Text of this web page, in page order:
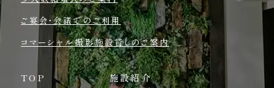
ご宴会・会議でのご利用
コマーシャル撮影施設貸しのご案内
TOP
施設紹介